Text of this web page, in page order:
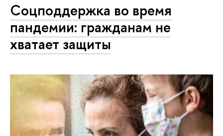
Соцподдержка во время
пандемии: гражданам не
хватает защиты